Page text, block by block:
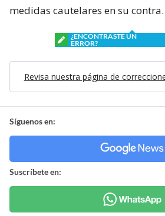
medidas cautelares en su contra.
¿ENCONTRASTE UN
ERROR?
Revisa nuestra página de
Síguenos en:
Suscríbete en: